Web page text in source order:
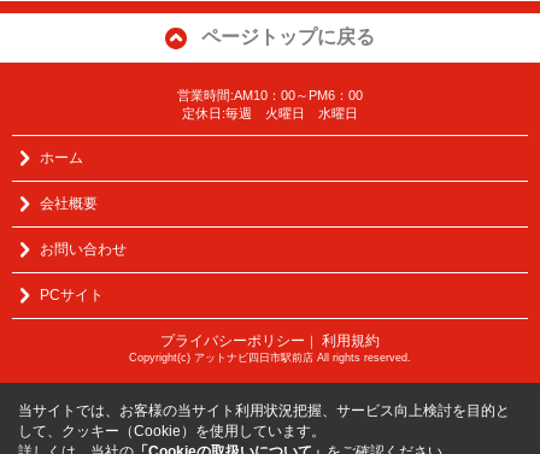
ページトップに戻る
営業時間:AM10：00～PM6：00
定休日:毎週 火曜日 水曜日
ホーム
会社概要
お問い合わせ
PCサイト
プライバシーポリシー ｜ 利用規約
Copyright(c) アットナビ四日市駅前店 All rights reserved.
当サイトでは、お客様の当サイト利用状況把握、サービス向上検討を目的と
して、クッキー（Cookie）を使用しています。